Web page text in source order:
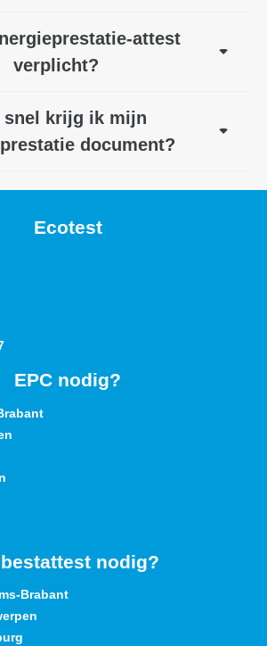
attest
verplicht?
snel krijg ik mijn
document?
Ecotest
EPC nodig?
nodig?
Brabant